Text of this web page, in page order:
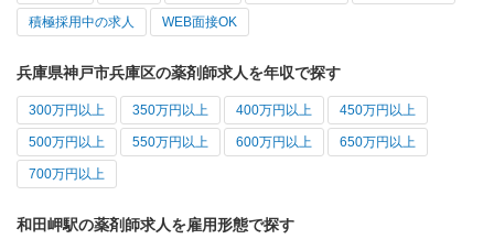
積極採用中の求人 WEB面接OK
兵庫県神戸市兵庫区の薬剤師求人を年収で探す
300万円以上 350万円以上 400万円以上 450万円以上
500万円以上 550万円以上 600万円以上 650万円以上
700万円以上
和田岬駅の薬剤師求人を雇用形態で探す